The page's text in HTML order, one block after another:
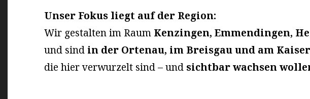
Unser Fokus liegt auf der Region:
Wir gestalten im Raum Kenzingen, Emmendingen,
und sind in der Ortenau, im Breisgau und am
die hier verwurzelt sind – und sichtbar wachsen